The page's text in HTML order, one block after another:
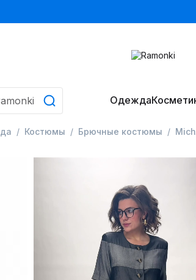
Одежда
Костюмы Брючные костюмы